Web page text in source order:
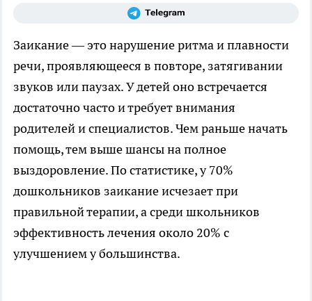
Заикание — это нарушение ритма и плавности
речи, проявляющееся в повторе, затягивании
звуков или паузах. У детей оно встречается
достаточно часто и требует внимания
родителей и специалистов. Чем раньше начать
помощь, тем выше шансы на полное
выздоровление. По статистике, у 70%
дошкольников заикание исчезает при
правильной терапии, а среди школьников
эффективность лечения около 20% с
улучшением у большинства.